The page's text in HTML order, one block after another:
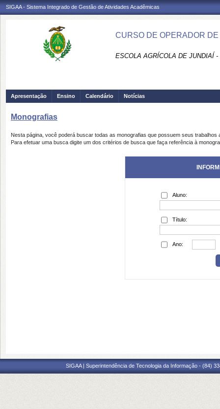
SIGAA - Sistema Integrado de Gestão de Atividades Acadêmicas
CURSO DE OPERADOR
ESCOLA AGRÍCOLA DE JUNDIAÍ -
Apresentação Ensino Calendário Notícias
Monografias
Nesta página, você poderá buscar todas as monografias que possuem seus trabalhos
Para efetuar uma busca digite um dos critérios de busca que faça referência à
Aluno:
Título:
Ano:
SIGAA | Superintendência de Tecnologia da Informação - (84)